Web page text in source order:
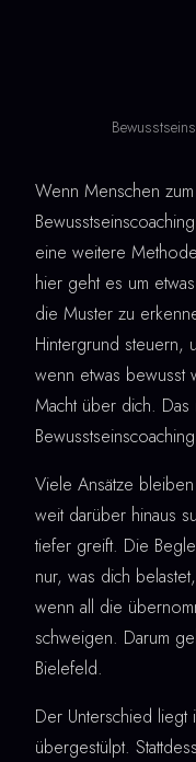
Wenn Menschen
eine weitere
hier geht es um
die Muster zu
Hintergrund steuern,
wenn etwas bewusst
Macht über dich.
Viele Ansätze
weit darüber hinaus
tiefer greift. Die
nur, was dich
wenn all die
schweigen. Darum
Bielefeld.
Der Unterschied liegt
übergestülpt.